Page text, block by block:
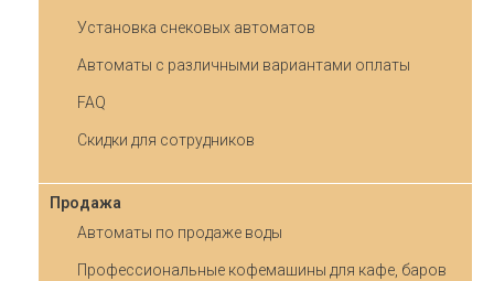
Установка снековых автоматов
Автоматы с различными вариантами оплаты
FAQ
Скидки для сотрудников
Продажа
Автоматы по продаже воды
Профессиональные кофемашины для кафе, баров